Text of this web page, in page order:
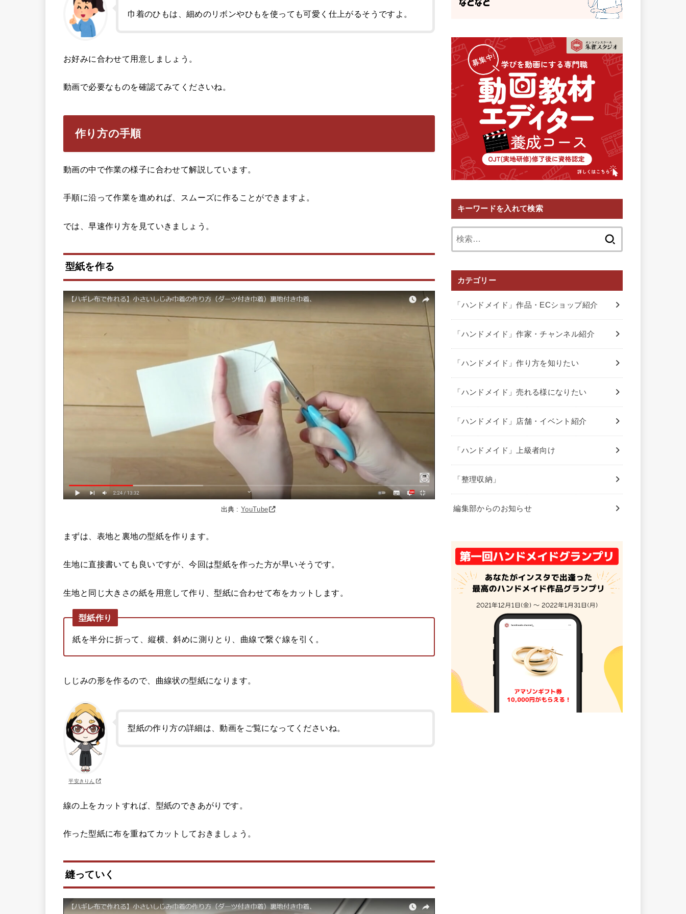
巾着のひもは、細めのリボンやひもを使っても可愛く仕上がるそうですよ。
お好みに合わせて用意しましょう。
動画で必要なものを確認てみてくださいね。
作り方の手順
動画の中で作業の様子に合わせて解説しています。
手順に沿って作業を進めれば、スムーズに作ることができますよ。
では、早速作り方を見ていきましょう。
型紙を作る
出典 :YouTube
まずは、表地と裏地の型紙を作ります。
生地に直接書いても良いですが、今回は型紙を作った方が早いそうです。
生地と同じ大きさの紙を用意して作り、型紙に合わせて布をカットします。
型紙作り
紙を半分に折って、縦横、斜めに測りとり、曲線で繋ぐ線を引く。
しじみの形を作るので、曲線状の型紙になります。
平安きりん
型紙の作り方の詳細は、動画をご覧になってくださいね。
線の上をカットすれば、型紙のできあがりです。
作った型紙に布を重ねてカットしておきましょう。
縫っていく
キーワードを入れて検索
カテゴリー
「ハンドメイド」作品・ECショップ紹介
「ハンドメイド」作家・チャンネル紹介
「ハンドメイド」作り方を知りたい
「ハンドメイド」売れる様になりたい
「ハンドメイド」店舗・イベント紹介
「ハンドメイド」上級者向け
「整理収納」
編集部からのお知らせ